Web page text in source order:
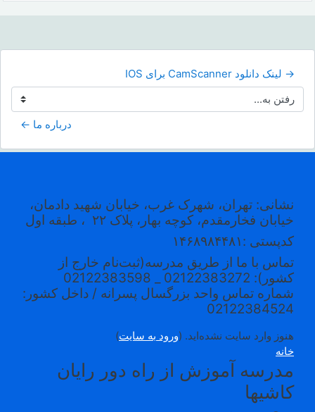
→ لینک دانلود CamScanner برای IOS
رفتن به...
درباره ما ←
نشانی: تهران، شهرک غرب، خیابان شهید دادمان،
خیابان فخارمقدم، کوچه بهار، پلاک ۲۲
، طبقه اول
کدپستی :۱۴۶۸۹۸۴۴۸۱
تماس با ما از طریق مدرسه(ثبت‌نام خارج از
کشور): 02122383272 _ 02122383598
شماره تماس واحد بزرگسال پسرانه / داخل کشور:
02122384524
هنوز وارد سایت نشده‌اید. (ورود به سایت)
خانه
مدرسه آموزش از راه دور رایان
کاشیها